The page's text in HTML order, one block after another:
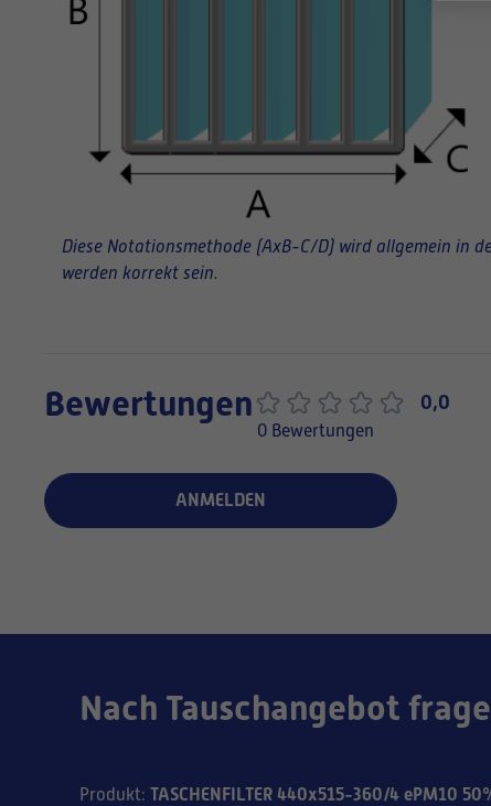
Diese Notationsmethode (AxB-C/D) wird allgemein in
werden korrekt sein.
Bewertungen 0,0
0 Bewertungen
ANMELDEN
Nach Tauschangebot
Produkt: TASCHENFILTER 440x515-360/4 ePM10